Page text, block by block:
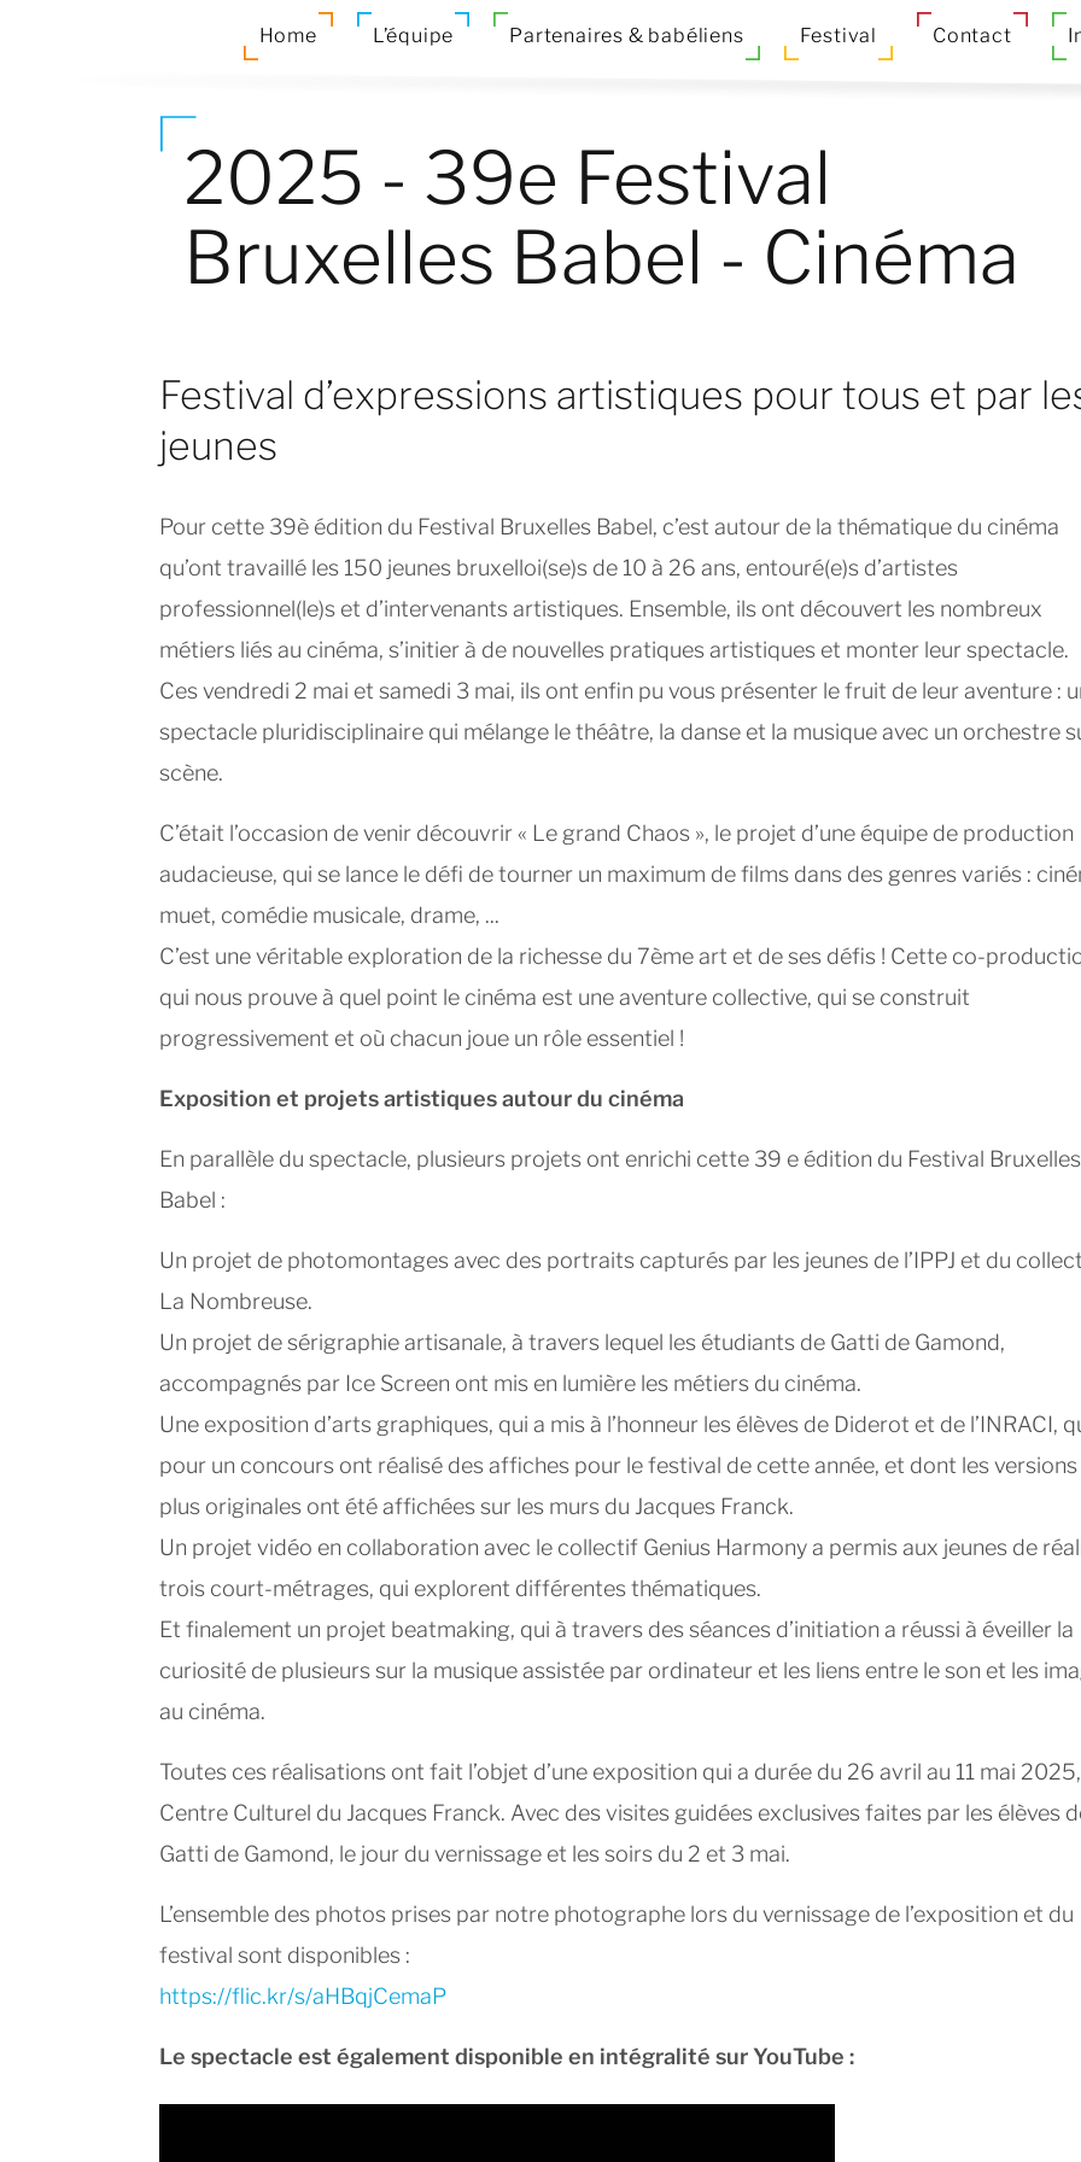
Home L’équipe Partenaires & babéliens Festival Contact
2025 - 39e Festival
Bruxelles Babel - Cinéma
Festival d’expressions artistiques pour tous et par
jeunes
Pour cette 39è édition du Festival Bruxelles Babel, c’est autour de la thématique du cinéma
qu’ont travaillé les 150 jeunes bruxelloi(se)s de 10 à 26 ans, entouré(e)s d’artistes
professionnel(le)s et d’intervenants artistiques. Ensemble, ils ont découvert les nombreux
métiers liés au cinéma, s’initier à de nouvelles pratiques artistiques et monter leur spectacle.
Ces vendredi 2 mai et samedi 3 mai, ils ont enfin pu vous présenter le fruit de leur aventure :
spectacle pluridisciplinaire qui mélange le théâtre, la danse et la musique avec un orchestre
scène.
C’était l’occasion de venir découvrir « Le grand Chaos », le projet d’une équipe de production
audacieuse, qui se lance le défi de tourner un maximum de films dans des genres variés :
muet, comédie musicale, drame, ...
C’est une véritable exploration de la richesse du 7ème art et de ses défis ! Cette co-
qui nous prouve à quel point le cinéma est une aventure collective, qui se construit
progressivement et où chacun joue un rôle essentiel !
Exposition et projets artistiques autour du cinéma
En parallèle du spectacle, plusieurs projets ont enrichi cette 39 e édition du Festival Bruxelles
Babel :
Un projet de photomontages avec des portraits capturés par les jeunes de l’IPPJ et du
La Nombreuse.
Un projet de sérigraphie artisanale, à travers lequel les étudiants de Gatti de Gamond,
accompagnés par Ice Screen ont mis en lumière les métiers du cinéma.
Une exposition d’arts graphiques, qui a mis à l’honneur les élèves de Diderot et de l’INRACI,
pour un concours ont réalisé des affiches pour le festival de cette année, et dont les versions
plus originales ont été affichées sur les murs du Jacques Franck.
Un projet vidéo en collaboration avec le collectif Genius Harmony a permis aux jeunes de
trois court-métrages, qui explorent différentes thématiques.
Et finalement un projet beatmaking, qui à travers des séances d’initiation a réussi à éveiller la
curiosité de plusieurs sur la musique assistée par ordinateur et les liens entre le son et les
au cinéma.
Toutes ces réalisations ont fait l’objet d’une exposition qui a durée du 26 avril au 11 mai
Centre Culturel du Jacques Franck. Avec des visites guidées exclusives faites par les élèves
Gatti de Gamond, le jour du vernissage et les soirs du 2 et 3 mai.
L’ensemble des photos prises par notre photographe lors du vernissage de l’exposition et du
festival sont disponibles :
https://flic.kr/s/aHBqjCemaP
Le spectacle est également disponible en intégralité sur YouTube :